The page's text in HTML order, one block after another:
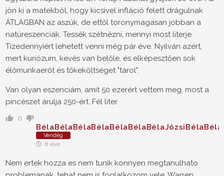
jön ki a matekból, hogy kicsivel infláció felett drágulnak
ÁTLAGBAN az aszúk, de ettől toronymagasan jobban a
natúreszenciák. Tessék szétnézni, mennyi most literje.
Tizedennyiért lehetett venni még pár éve. Nyilván azért,
mert kuriózum, kevés van belőle, és elképesztően sok
élőmunkaerőt és tőkeköltséget "tárol".
Van olyan eszenciám, amit 50 ezerért vettem meg, most a
pincészet árulja 250-ért. Fél liter.
0
Vendég
8 éve
Nem ertek hozza es nem tunik konnyen megtanulhato